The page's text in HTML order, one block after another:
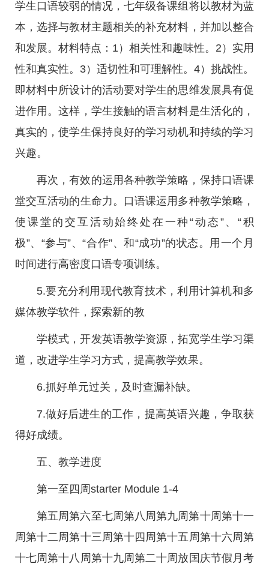
学生口语较弱的情况，七年级备课组将以教材为蓝
本，选择与教材主题相关的补充材料，并加以整合
和发展。材料特点：1）相关性和趣味性。2）实用
性和真实性。3）适切性和可理解性。4）挑战性。
即材料中所设计的活动要对学生的思维发展具有促
进作用。这样，学生接触的语言材料是生活化的，
真实的，使学生保持良好的学习动机和持续的学习
兴趣。
再次，有效的运用各种教学策略，保持口语课
堂交互活动的生命力。口语课运用多种教学策略，
使课堂的交互活动始终处在一种“动态”、“积
极”、“参与”、“合作”、和“成功”的状态。用一个月
时间进行高密度口语专项训练。
5.要充分利用现代教育技术，利用计算机和多
媒体教学软件，探索新的教
学模式，开发英语教学资源，拓宽学生学习渠
道，改进学生学习方式，提高教学效果。
6.抓好单元过关，及时查漏补缺。
7.做好后进生的工作，提高英语兴趣，争取获
得好成绩。
五、教学进度
第一至四周starter Module 1-4
第五周第六至七周第八周第九周第十周第十一
周第十二周第十三周第十四周第十五周第十六周第
十七周第十八周第十九周第二十周放国庆节假月考